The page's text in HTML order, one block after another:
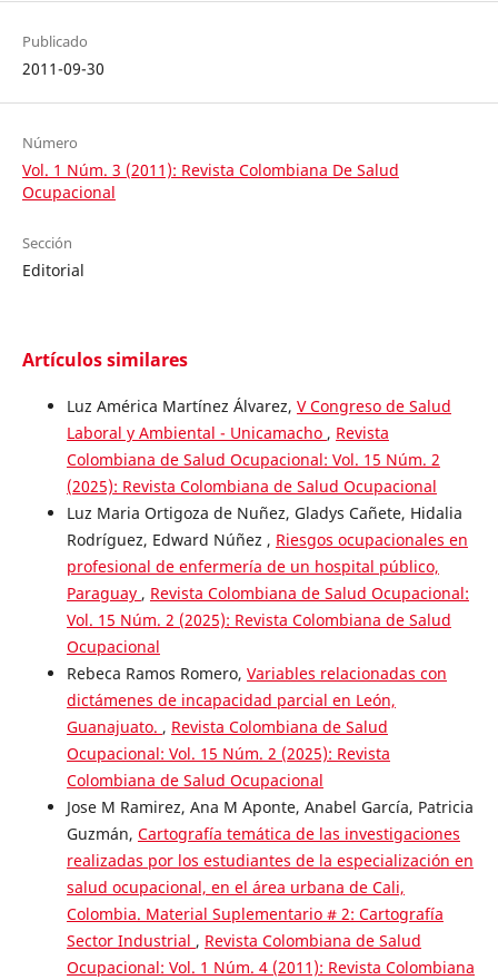
Publicado
2011-09-30
Número
Vol. 1 Núm. 3 (2011): Revista Colombiana De Salud
Ocupacional
Sección
Editorial
Artículos similares
Luz América Martínez Álvarez, V Congreso de Salud
Laboral y Ambiental - Unicamacho , Revista
Colombiana de Salud Ocupacional: Vol. 15 Núm. 2
(2025): Revista Colombiana de Salud Ocupacional
Luz Maria Ortigoza de Nuñez, Gladys Cañete, Hidalia
Rodríguez, Edward Núñez , Riesgos ocupacionales en
profesional de enfermería de un hospital público,
Paraguay , Revista Colombiana de Salud Ocupacional:
Vol. 15 Núm. 2 (2025): Revista Colombiana de Salud
Ocupacional
Rebeca Ramos Romero, Variables relacionadas con
dictámenes de incapacidad parcial en León,
Guanajuato. , Revista Colombiana de Salud
Ocupacional: Vol. 15 Núm. 2 (2025): Revista
Colombiana de Salud Ocupacional
Jose M Ramirez, Ana M Aponte, Anabel García, Patricia
Guzmán, Cartografía temática de las investigaciones
realizadas por los estudiantes de la especialización en
salud ocupacional, en el área urbana de Cali,
Colombia. Material Suplementario # 2: Cartografía
Sector Industrial , Revista Colombiana de Salud
Ocupacional: Vol. 1 Núm. 4 (2011): Revista Colombiana